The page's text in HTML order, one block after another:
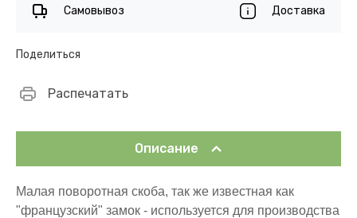
Самовывоз Доставка
Поделиться
Распечатать
Описание
Малая поворотная скоба, так же известная как
"французский" замок - используется для производства